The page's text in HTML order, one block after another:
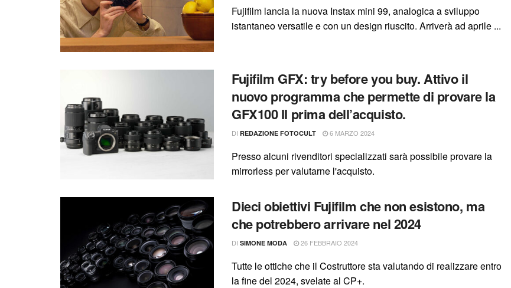
Fujifilm lancia la nuova Instax mini 99, analogica a sviluppo
istantaneo versatile e con un design riuscito. Arriverà ad aprile ...
Fujifilm GFX: try before you buy. Attivo il
nuovo programma che permette di provare la
GFX100 II prima dell’acquisto.
DI REDAZIONE FOTOCULT 6 MARZO 2024
Presso alcuni rivenditori specializzati sarà possibile provare la
mirrorless per valutarne l'acquisto.
Dieci obiettivi Fujifilm che non esistono, ma
che potrebbero arrivare nel 2024
DI SIMONE MODA 26 FEBBRAIO 2024
Tutte le ottiche che il Costruttore sta valutando di realizzare entro
la fine del 2024, svelate al CP+.